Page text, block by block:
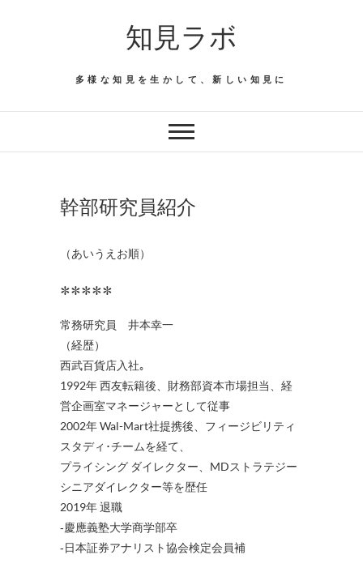
知見ラボ
多様な知見を生かして、新しい知見に
幹部研究員紹介
（あいうえお順）
*****
常務研究員 井本幸一
（経歴）
西武百貨店入社｡
1992年 西友転籍後、財務部資本市場担当、経
営企画室マネージャーとして従事
2002年 Wal-Mart社提携後、フィージビリティ
スタディ･チームを経て、
プライシング ダイレクター、MDストラテジー
シニアダイレクター等を歴任
2019年 退職
‐慶應義塾大学商学部卒
‐日本証券アナリスト協会検定会員補